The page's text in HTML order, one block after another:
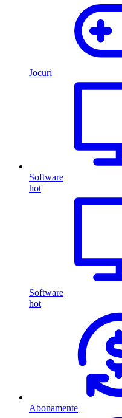
Jocuri
Software
hot
Software
hot
Abonamente